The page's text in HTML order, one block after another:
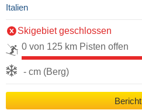
Italien
Skigebiet geschlossen
0 von 125 km Pisten offen
- cm (Berg)
Bericht